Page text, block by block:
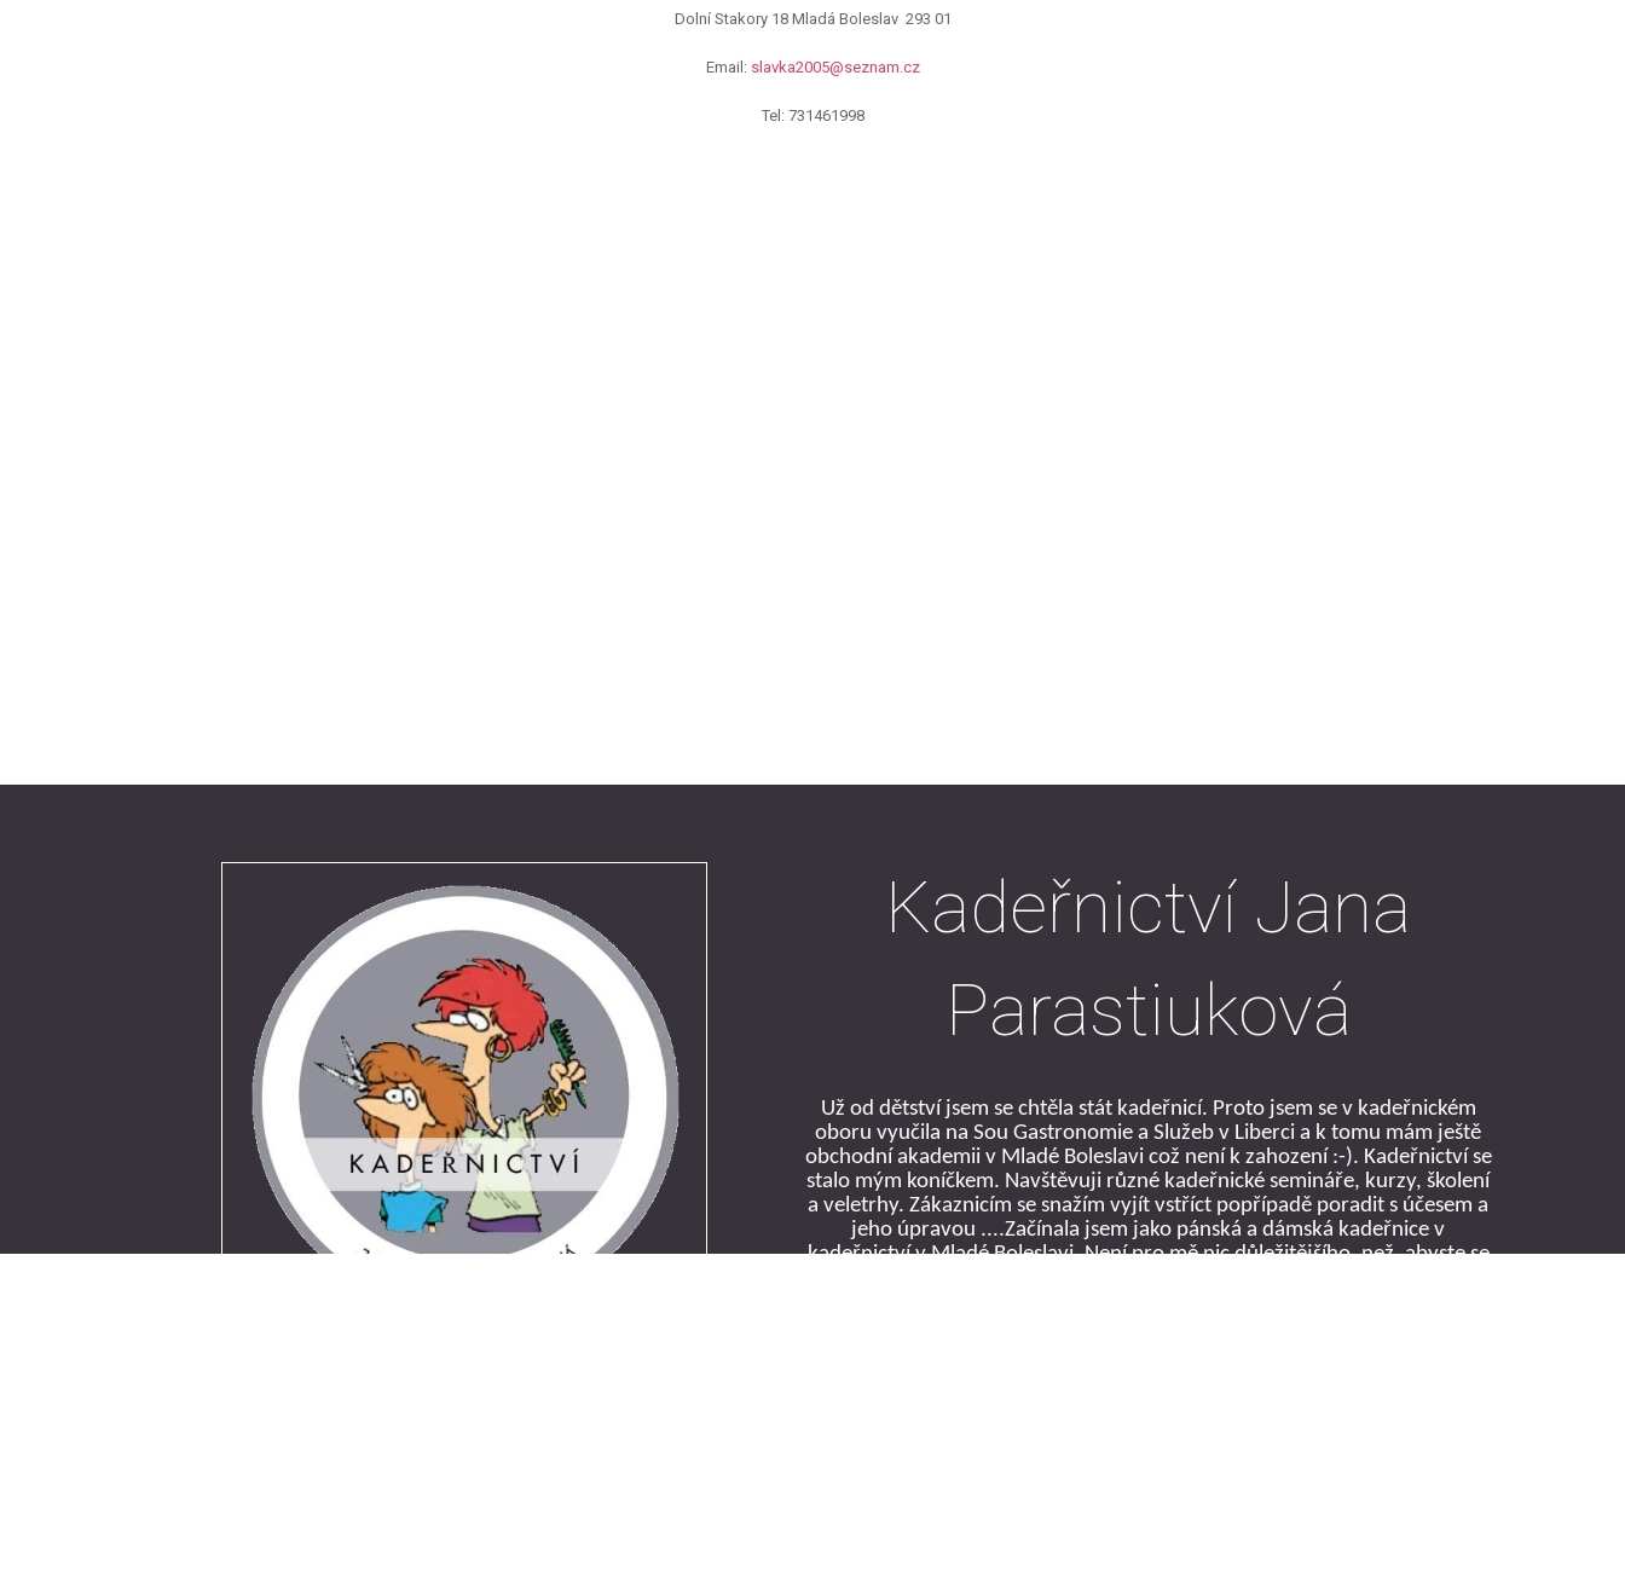
Dolní Stakory 18 Mladá Boleslav 293 01
Email: slavka2005@seznam.cz
Tel: 731461998
Kadeřnictví Jana
Parastiuková
Už od dětství jsem se chtěla stát kadeřnicí. Proto jsem se v kadeřnickém
oboru vyučila na Sou Gastronomie a Služeb v Liberci a k tomu mám ještě
obchodní akademii v Mladé Boleslavi což není k zahození :-). Kadeřnictví se
stalo mým koníčkem. Navštěvuji různé kadeřnické semináře, kurzy, školení
a veletrhy. Zákaznicím se snažím vyjít vstříct popřípadě poradit s účesem a
jeho úpravou ....Začínala jsem jako pánská a dámská kadeřnice v
kadeřnictví v Mladé Boleslavi. Není pro mě nic důležitějšího, než ,abyste se